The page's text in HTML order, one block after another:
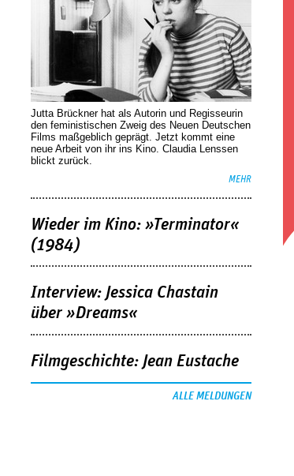
Jutta Brückner hat als Autorin und Regisseurin
den feministischen Zweig des Neuen Deutschen
Films maßgeblich geprägt. Jetzt kommt eine
neue Arbeit von ihr ins Kino. Claudia Lenssen
blickt zurück.
MEHR
Wieder im Kino: »Terminator«
(1984)
Interview: Jessica Chastain
über »Dreams«
Filmgeschichte: Jean Eustache
ALLE MELDUNGEN